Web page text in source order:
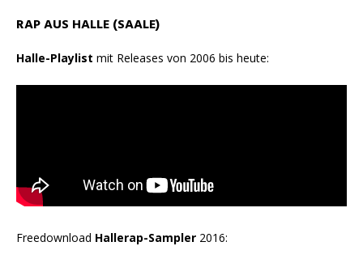
RAP AUS HALLE (SAALE)
Halle-Playlist mit Releases von 2006 bis heute:
Freedownload Hallerap-Sampler 2016: